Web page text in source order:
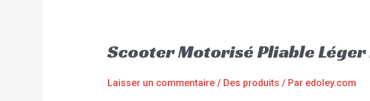
Scooter Motorisé Pliable Léger
Laisser un commentaire / Des produits / Par edoley.com